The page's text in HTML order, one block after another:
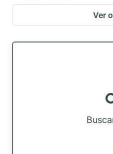
Ver